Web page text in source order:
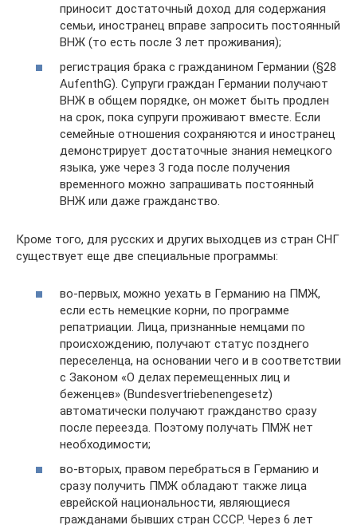
приносит достаточный доход для содержания
семьи, иностранец вправе запросить постоянный
ВНЖ (то есть после 3 лет проживания);
регистрация брака с гражданином Германии (§28
AufenthG). Супруги граждан Германии получают
ВНЖ в общем порядке, он может быть продлен
на срок, пока супруги проживают вместе. Если
семейные отношения сохраняются и иностранец
демонстрирует достаточные знания немецкого
языка, уже через 3 года после получения
временного можно запрашивать постоянный
ВНЖ или даже гражданство.
Кроме того, для русских и других выходцев из стран СНГ
существует еще две специальные программы:
во-первых, можно уехать в Германию на ПМЖ,
если есть немецкие корни, по программе
репатриации. Лица, признанные немцами по
происхождению, получают статус позднего
переселенца, на основании чего и в соответствии
с Законом «О делах перемещенных лиц и
беженцев» (Bundesvertriebenengesetz)
автоматически получают гражданство сразу
после переезда. Поэтому получать ПМЖ нет
необходимости;
во-вторых, правом перебраться в Германию и
сразу получить ПМЖ обладают также лица
еврейской национальности, являющиеся
гражданами бывших стран СССР. Через 6 лет